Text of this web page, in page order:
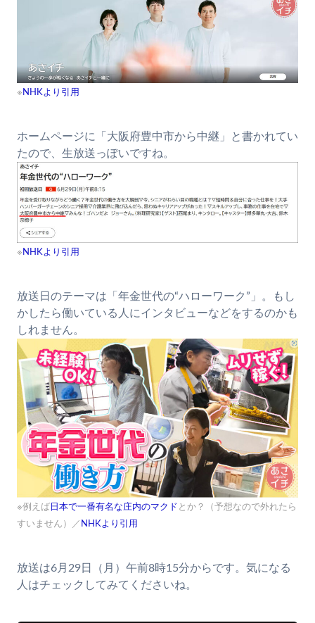
※ NHKより引用
ホームページに「大阪府豊中市から中継」と書かれてい
たので、生放送っぽいですね。
※ NHKより引用
放送日のテーマは「年金世代の“ハローワーク”」。もし
かしたら働いている人にインタビューなどをするのかも
しれません。
※例えば 日本で一番有名な庄内のマクド とか？（予想なので外れたら
すいません）／ NHKより引用
放送は6月29日（月）午前8時15分からです。気になる
人はチェックしてみてくださいね。